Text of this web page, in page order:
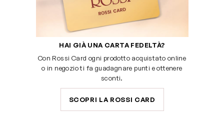
HAI GIÀ UNA CARTA FEDELTÀ?
Con Rossi Card ogni prodotto acquistato online
o in negozio ti fa guadagnare punti e ottenere
sconti.
SCOPRI LA ROSSI CARD